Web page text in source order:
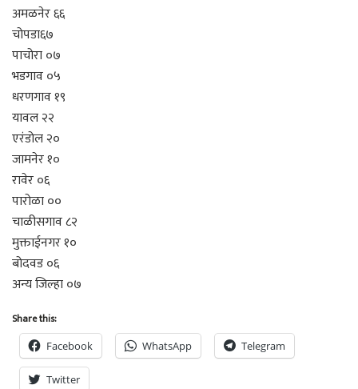
अमळनेर ६६
चोपडा६७
पाचोरा ०७
भडगाव ०५
धरणगाव १९
यावल २२
एरंडोल २०
जामनेर १०
रावेर ०६
पारोळा ००
चाळीसगाव ८२
मुक्ताईनगर १०
बोदवड ०६
अन्य जिल्हा ०७
Share this:
Facebook WhatsApp Telegram
Twitter